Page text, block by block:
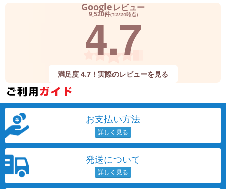
Googleレビュー
9,520件(12/24時点)
4.7
満足度 4.7！実際のレビューを見る
お支払い方法
発送について